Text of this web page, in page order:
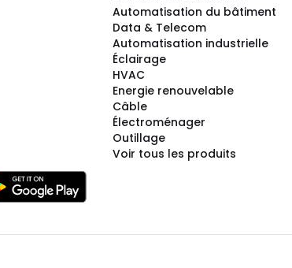
Automatisation du bâtiment
Data & Telecom
Automatisation industrielle
Éclairage
HVAC
Energie renouvelable
Câble
Électroménager
Outillage
Voir tous les produits